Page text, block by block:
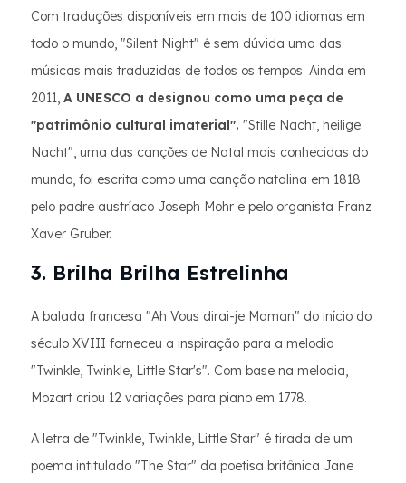
Com traduções disponíveis em mais de 100 idiomas em
todo o mundo, "Silent Night" é sem dúvida uma das
músicas mais traduzidas de todos os tempos. Ainda em
2011, A UNESCO a designou como uma peça de
"patrimônio cultural imaterial". "Stille Nacht, heilige
Nacht", uma das canções de Natal mais conhecidas do
mundo, foi escrita como uma canção natalina em 1818
pelo padre austríaco Joseph Mohr e pelo organista Franz
Xaver Gruber.
3. Brilha Brilha Estrelinha
A balada francesa "Ah Vous dirai-je Maman" do início do
século XVIII forneceu a inspiração para a melodia
"Twinkle, Twinkle, Little Star's". Com base na melodia,
Mozart criou 12 variações para piano em 1778.
A letra de "Twinkle, Twinkle, Little Star" é tirada de um
poema intitulado "The Star" da poetisa britânica Jane